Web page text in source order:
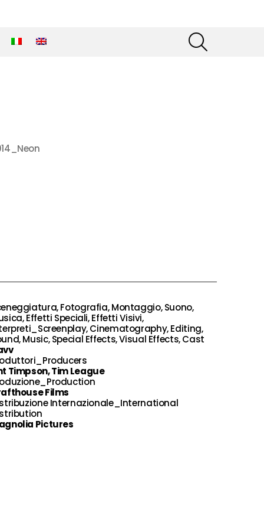
Fotografia, Montaggio, Suono,
Effetti Speciali, Effetti Visivi,
Cinematography, Editing,
Music, Special Effects, Visual Effects, Cast
Timpson, Tim League
Films
Internazionale_International
Pictures